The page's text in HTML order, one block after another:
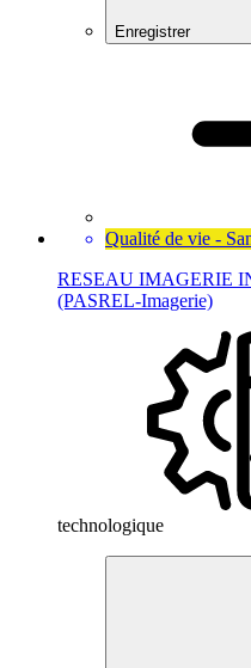
Enregistrer
Qualité de vie -
RESEAU IMAGERIE
(PASREL-Imagerie)
technologique